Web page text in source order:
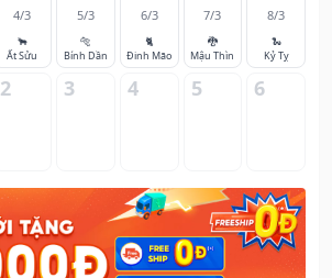
4/3
🐂
Ất Sửu
5/3
🐅
Bính Dần
6/3
🐈
Đinh Mão
7/3
🐉
Mậu Thìn
8/3
🐍
Kỷ Tỵ
2 3 4 5 6